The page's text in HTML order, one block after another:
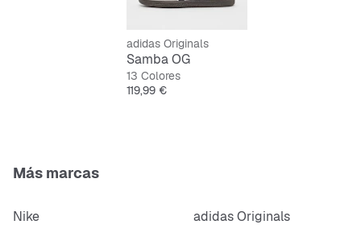
adidas Originals
Samba OG
13 Colores
Precio
119,99 €
Más marcas
Nike
adidas Originals